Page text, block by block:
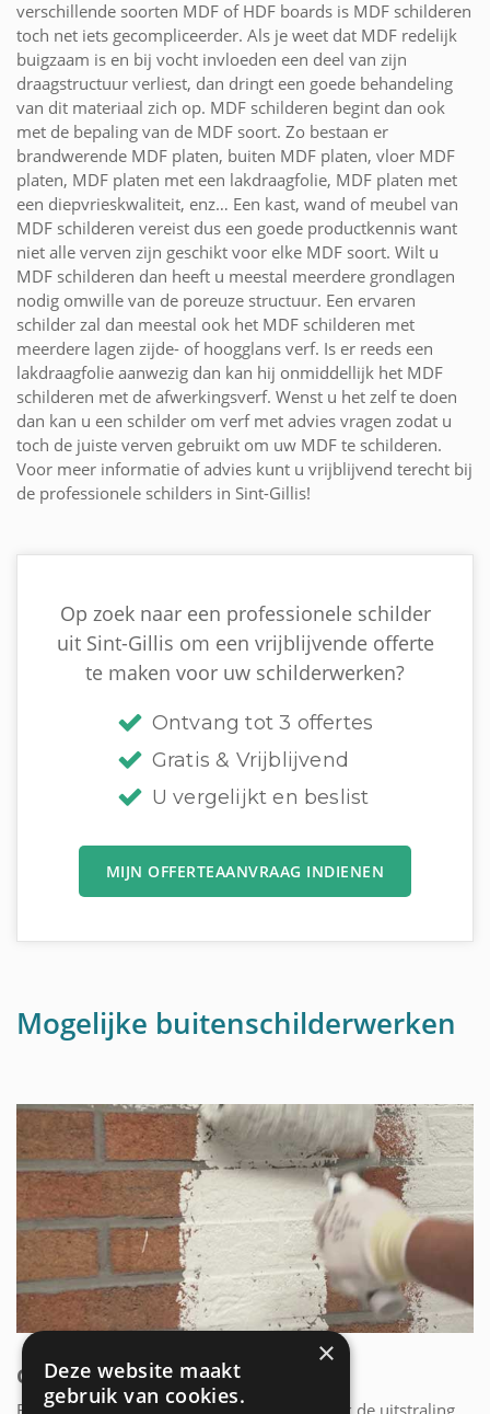
verschillende soorten MDF of HDF boards is MDF schilderen
toch net iets gecompliceerder. Als je weet dat MDF redelijk
buigzaam is en bij vocht invloeden een deel van zijn
draagstructuur verliest, dan dringt een goede behandeling
van dit materiaal zich op. MDF schilderen begint dan ook
met de bepaling van de MDF soort. Zo bestaan er
brandwerende MDF platen, buiten MDF platen, vloer MDF
platen, MDF platen met een lakdraagfolie, MDF platen met
een diepvrieskwaliteit, enz… Een kast, wand of meubel van
MDF schilderen vereist dus een goede productkennis want
niet alle verven zijn geschikt voor elke MDF soort. Wilt u
MDF schilderen dan heeft u meestal meerdere grondlagen
nodig omwille van de poreuze structuur. Een ervaren
schilder zal dan meestal ook het MDF schilderen met
meerdere lagen zijde- of hoogglans verf. Is er reeds een
lakdraagfolie aanwezig dan kan hij onmiddellijk het MDF
schilderen met de afwerkingsverf. Wenst u het zelf te doen
dan kan u een schilder om verf met advies vragen zodat u
toch de juiste verven gebruikt om uw MDF te schilderen.
Voor meer informatie of advies kunt u vrijblijvend terecht bij
de professionele schilders in Sint-Gillis!
Op zoek naar een professionele schilder
uit Sint-Gillis om een vrijblijvende offerte
te maken voor uw schilderwerken?
Ontvang tot 3 offertes
Gratis & Vrijblijvend
U vergelijkt en beslist
MIJN OFFERTEAANVRAAG INDIENEN
Mogelijke buitenschilderwerken
GEVEL SCHILDEREN
Een mooie gevel bepaalt voor een groot stuk de uitstraling
×
Deze website maakt
gebruik van cookies.